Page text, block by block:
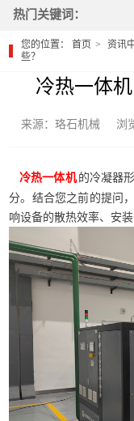
热门关键词：
您的位置：首页 资讯
些？
冷热一体
来源：珞石机械 浏
冷热一体机 的冷凝器
分。结合您之前的提问
响设备的散热效率、安装